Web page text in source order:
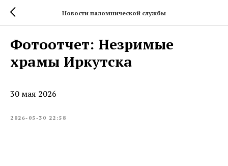
Новости паломнической службы
Фотоотчет: Незримые
храмы Иркутска
30 мая 2026
2026-05-30 22:58